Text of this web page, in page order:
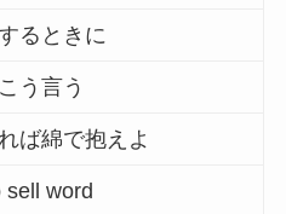
るときに
う言う
ば綿で抱えよ
sell word